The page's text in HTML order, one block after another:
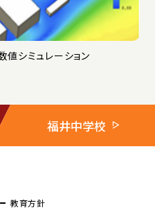
値シミュレーション
福井中学校
教育方針